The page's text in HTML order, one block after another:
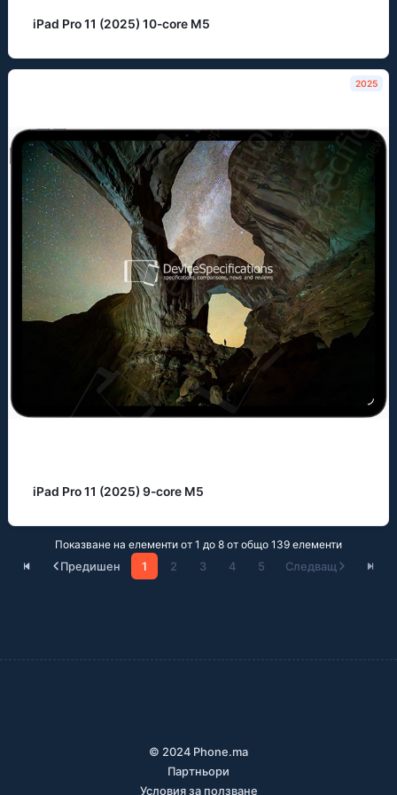
iPad Pro 11 (2025) 10-core M5
2025
iPad Pro 11 (2025) 9-core M5
Показване на елементи от 1 до 8 от общо 139 елементи
Предишен
1 2 3 4 5 Следващ
© 2024 Phone.ma
Партньори
Условия за ползване